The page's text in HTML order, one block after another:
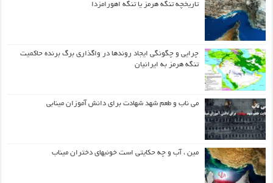
تاریخچه تنگه هرمز یا تنگه اهورامزدا
چرایی و چگونگی ایجاد روندها در واگذاری برگ برنده حاکمیت
تنگه هرمز به ایرانیان
می ناب و طعم شهد شهادت برای دانش آموزان مینابی
مین ، آب و چه حکایتی است خونبهای دختران میناب